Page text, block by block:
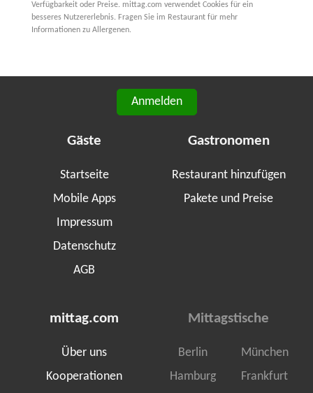
Verfügbarkeit oder Preise. mittag.com verwendet Cookies für ein
besseres Nutzererlebnis. Fragen Sie im Restaurant für mehr
Informationen zu Allergenen.
Anmelden
Gäste
Startseite
Mobile Apps
Impressum
Datenschutz
AGB
Gastronomen
Restaurant hinzufügen
Pakete und Preise
mittag.com
Über uns
Kooperationen
Mittagstische
Berlin
München
Hamburg
Frankfurt